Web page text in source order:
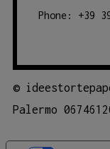
Phone: +39
©
Palermo